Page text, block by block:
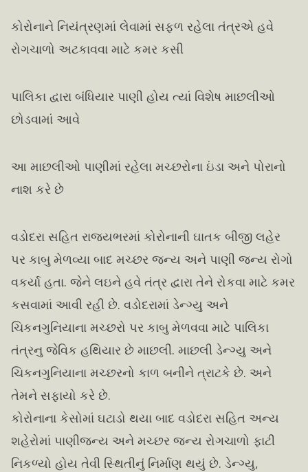
કોરોનાને નિયંત્રણમાં લેવામાં સફળ રહેલા તંત્રએ હવે
રોગચાળો અટકાવવા માટે કમર કસી
પાલિકા દ્વારા બંધિયાર પાણી હોય ત્યાં વિશેષ માછલીઓ
છોડવામાં આવે
આ માછલીઓ પાણીમાં રહેલા મચ્છરોના ઇંડા અને પોરાનો
નાશ કરે છે
વડોદરા સહિત રાજ્યભરમાં કોરોનાની ઘાતક બીજી લહેર
પર કાબુ મેળવ્યા બાદ મચ્છર જન્ય અને પાણી જન્ય રોગો
વકર્યા હતા. જેને લઇને હવે તંત્ર દ્વારા તેને રોકવા માટે કમર
કસવામાં આવી રહી છે. વડોદરામાં ડેન્ગ્યુ અને
ચિકનગુનિયાના મચ્છરો પર કાબુ મેળવવા માટે પાલિકા
તંત્રનુ જેવિક હથિયાર છે માછલી. માછલી ડેન્ગ્યુ અને
ચિકનગુનિયાના મચ્છરનો કાળ બનીને ત્રાટકે છે. અને
તેમને સફાયો કરે છે.
કોરોનાના કેસોમાં ઘટાડો થયા બાદ વડોદરા સહિત અન્ય
શહેરોમાં પાણીજન્ય અને મચ્છર જન્ય રોગચાળો ફાટી
નિકળ્યો હોય તેવી સ્થિતીનું નિર્માણ થયું છે. ડેન્ગ્યુ,